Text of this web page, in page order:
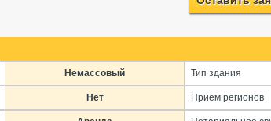
Немассовый Тип здания
Нет Приём регионов